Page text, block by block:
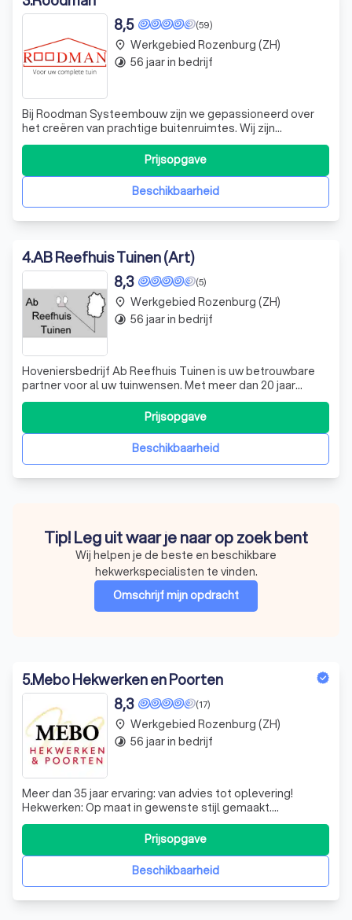
(59)
8,5
Bij Roodman Systeembouw zijn we gepassioneerd over
het creëren van prachtige buitenruimtes. Wij zijn
specialisten in het leveren van hoogwaardige bestrating,
schuttingen en tuinmeubilair, en we zijn er trots op dat we
onze klanten helpen hun droomtuin te realiseren. Onze
showroom in Spijkenisse is eBeschikbaarheid
Prijsopgave
place Werkgebied Rozenburg (ZH)
timelapse 56 jaar in bedrijf
4.AB Reefhuis Tuinen (Art)
(5)
8,3
Hoveniersbedrijf Ab Reefhuis Tuinen is uw betrouwbare
partner voor al uw tuinwensen. Met meer dan 20 jaar
ervaring in hovenierswerk en 6 jaar in aannemerswerk,
bieden wij een breed scala aan diensten, van tuinontwerp
tot onderhoud. Wij begrijpen dat uw tuin een verlengstuk
is van uw woonomgeving enBeschikbaarheid
Prijsopgave
place Werkgebied Rozenburg (ZH)
timelapse 56 jaar in bedrijf
Tip! Leg uit waar je naar op zoek bent
Wij helpen je de beste en beschikbare
hekwerkspecialisten te vinden.
Omschrijf mijn opdracht
5.Mebo Hekwerken en Poorten
(17)
8,3
Meer dan 35 jaar ervaring: van advies tot oplevering!
Hekwerken: Op maat in gewenste stijl gemaakt.
Inrijpoorten: Een veilige en praktische oplossing.
Omheiningen: Mooie praktische tuinafscheiding
Beschikbaarheid
Prijsopgave
place Werkgebied Rozenburg (ZH)
timelapse 56 jaar in bedrijf